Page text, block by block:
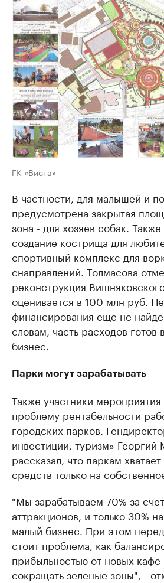
ГК «Виста»
В частности, для малышей и
предусмотрена закрытая
зона - для хозяев собак.
создание кострища для
спортивный комплекс для
снаправлений. Толмасова
реконструкция
оценивается в 100 млн руб.
финансирования еще не
словам, часть расходов готов
бизнес.
Парки могут зарабатывать
Также участники мероприятия
проблему рентабельности
городских парков.
инвестиции, туризм» Георгий
рассказал, что паркам
средств только на
"Мы зарабатываем 70% за
аттракционов, и только 30%
малый бизнес. При этом
стоит проблема, как
прибыльностью от новых
сокращать зеленые зоны", -